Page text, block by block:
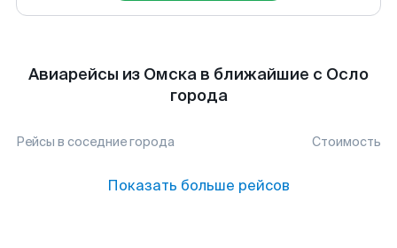
Авиарейсы из Омска в ближайшие с Осло
города
Рейсы в соседние города Стоимость
Показать больше рейсов